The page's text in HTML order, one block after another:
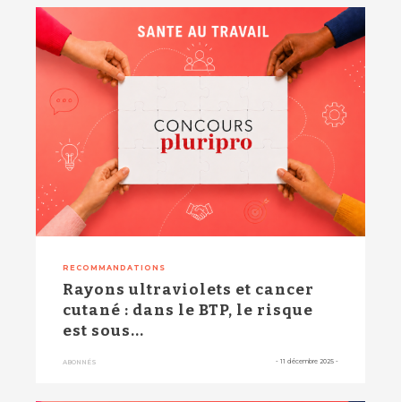
RECOMMANDATIONS
Rayons ultraviolets et cancer
cutané : dans le BTP, le risque
est sous...
ABONNÉS - 11 décembre 2025 -